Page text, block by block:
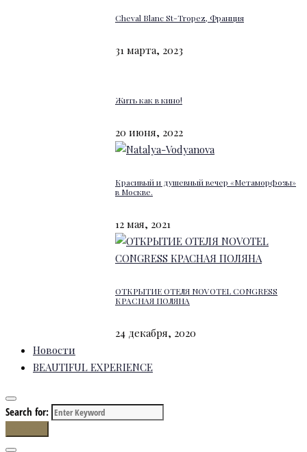
Cheval Blanc St-Tropez, Франция
31 марта, 2023
Жить как в кино!
20 июня, 2022
Красивый и душевный вечер «Метаморфозы»
в Москве.
12 мая, 2021
ОТКРЫТИЕ ОТЕЛЯ NOVOTEL CONGRESS
КРАСНАЯ ПОЛЯНА
24 декабря, 2020
Новости
BEAUTIFUL EXPERIENCE
Search for: